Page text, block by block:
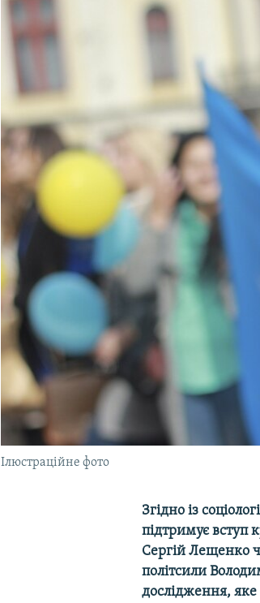
Ілюстраційне фото
Згідно із
підтримує вступ
Сергій Лещенко
політсили
дослідження, яке